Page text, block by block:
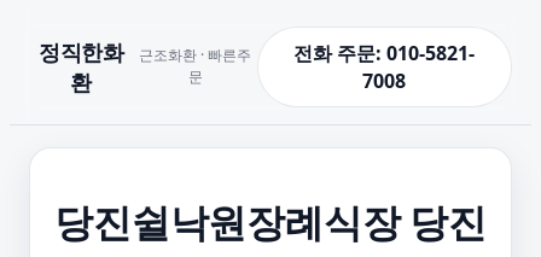
정직한화
환
근조화환 · 빠른주
문
전화 주문: 010-5821-
7008
당진쉴낙원장례식장 당진